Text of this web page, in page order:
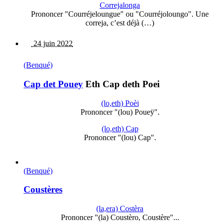
Correjalonga
Prononcer "Courréjeloungue" ou "Courréjoloungo". Une
correja, c’est déjà (…)
24 juin 2022
(Benqué)
Cap det Pouey Eth Cap deth Poei
(lo,eth) Poèi
Prononcer "(lou) Poueÿ".
(lo,eth) Cap
Prononcer "(lou) Cap".
(Benqué)
Coustères
(la,era) Costèra
Prononcer "(la) Coustèro, Coustère"...